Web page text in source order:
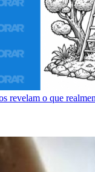
revelam o que